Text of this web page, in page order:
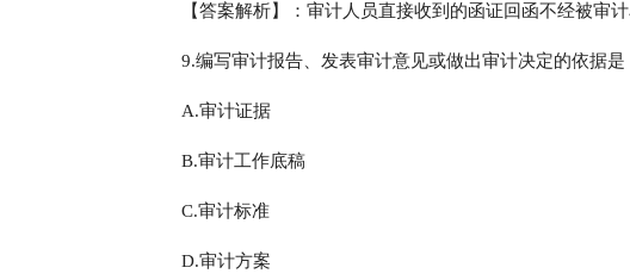
【答案解析】：审计人员直接收到的函证回函不经被审
9.编写审计报告、发表审计意见或做出审计决定的依据是
A.审计证据
B.审计工作底稿
C.审计标准
D.审计方案